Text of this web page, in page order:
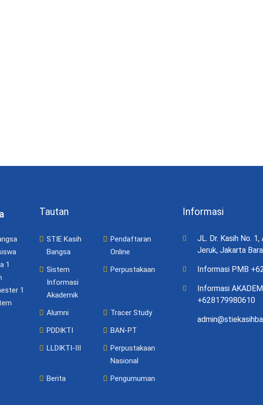
1
1
Tautan
STIE Kasih
Bangsa
Pendaftaran
Online
Sistem
Informasi
Akademik
Perpustakaan
Alumni
Tracer Study
PDDIKTI
BAN-PT
LLDIKTI-III
Perpustakaan
Nasional
Berita
Pengumuman
Informasi
JL. Dr. Kasih No.
Jeruk, Jakarta
Informasi PMB
Informasi
+628179980610